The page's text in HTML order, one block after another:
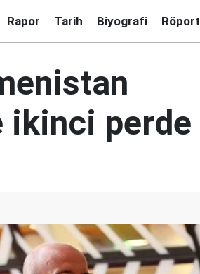
Rapor Tarih Biyografi
ikinci perde